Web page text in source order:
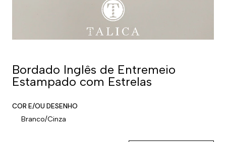
Bordado Inglês de Entremeio
Estampado com Estrelas
COR E/OU DESENHO
Branco/Cinza